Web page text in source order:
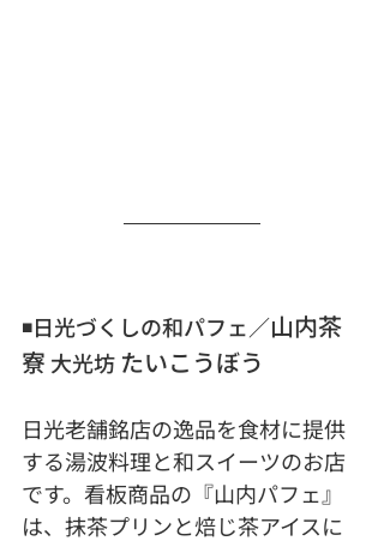
◾️日光づくしの和パフェ／山内茶
寮 大光坊 たいこうぼう
日光老舗銘店の逸品を食材に提供
する湯波料理と和スイーツのお店
です。看板商品の『山内パフェ』
は、抹茶プリンと焙じ茶アイスに